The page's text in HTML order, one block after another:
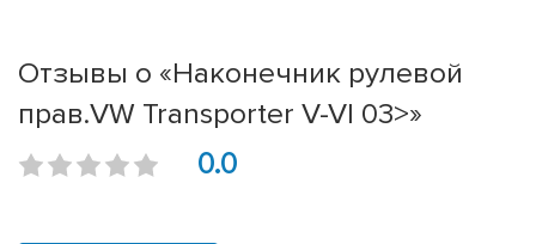
Отзывы о «Наконечник рулевой
прав.VW Transporter V-VI 03>»
0.0